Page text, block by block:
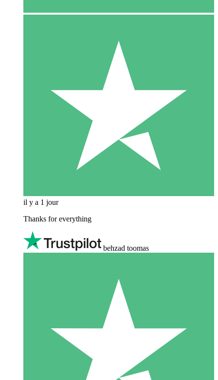
il y a 1 jour
Thanks for everything
behzad toomas